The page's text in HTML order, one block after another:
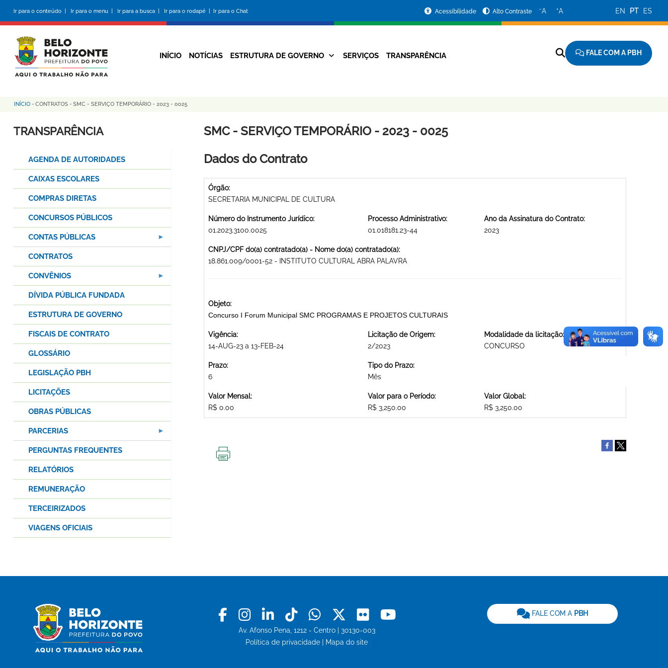
conteúdo
principal
Ir para o conteúdo | Ir para o menu | Ir para a busca | Ir para o rodapé | Ir para o Chat
da
Prefeitura
Acessibilidade Alto Contraste −A +A EN PT ES
Navegação
INÍCIO NOTÍCIAS ESTRUTURA DE GOVERNO SERVIÇOS TRANSPARÊNCIA FALE COM A PBH
Trilha
de
INÍCIO - CONTRATOS - SMC - SERVIÇO TEMPORÁRIO - 2023 - 0025
SMC - SERVIÇO TEMPORÁRIO - 2023 - 0025
Dados do Contrato
Órgão:
SECRETARIA MUNICIPAL DE CULTURA
Número do Instrumento Jurídico:
01.2023.3100.0025
Processo Administrativo:
01.018181.23-44
Ano da Assinatura do Contrato:
2023
CNPJ/CPF do(a) contratado(a) - Nome do(a) contratado(a):
18.861.009/0001-52 - INSTITUTO CULTURAL ABRA PALAVRA
Objeto:
Concurso I Forum Municipal SMC PROGRAMAS E PROJETOS CULTURAIS
Vigência:
14-AUG-23 a 13-FEB-24
Licitação de Origem:
2/2023
Modalidade da licitação:
CONCURSO
Prazo:
6
Tipo do Prazo:
Mês
Valor Mensal:
R$ 0.00
Valor para o Período:
R$ 3,250.00
Valor Global:
R$ 3,250.00
TRANSPARÊNCIA
AGENDA DE AUTORIDADES
CAIXAS ESCOLARES
COMPRAS DIRETAS
CONCURSOS PÚBLICOS
CONTAS PÚBLICAS
CONTRATOS
CONVÊNIOS
DÍVIDA PÚBLICA FUNDADA
ESTRUTURA DE GOVERNO
FISCAIS DE CONTRATO
GLOSSÁRIO
LEGISLAÇÃO PBH
LICITAÇÕES
OBRAS PÚBLICAS
PARCERIAS
PERGUNTAS FREQUENTES
RELATÓRIOS
REMUNERAÇÃO
TERCEIRIZADOS
VIAGENS OFICIAIS
Facebook
Instagram
LinkedinTiktokWhatsapp
X Flickr
Av. Afonso Pena, 1212 - Centro | 30130-003
Política de privacidade
Mapa do site
FALE COM A PBH